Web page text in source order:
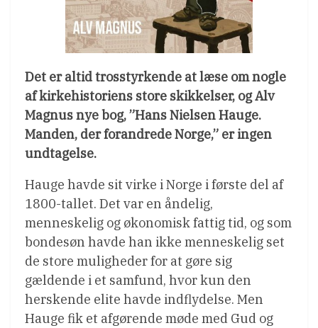
Det er altid trosstyrkende at læse om nogle
af kirkehistoriens store skikkelser, og Alv
Magnus nye bog, ”Hans Nielsen Hauge.
Manden, der forandrede Norge,” er ingen
undtagelse.
Hauge havde sit virke i Norge i første del af
1800-tallet. Det var en åndelig,
menneskelig og økonomisk fattig tid, og som
bondesøn havde han ikke menneskelig set
de store muligheder for at gøre sig
gældende i et samfund, hvor kun den
herskende elite havde indflydelse. Men
Hauge fik et afgørende møde med Gud og